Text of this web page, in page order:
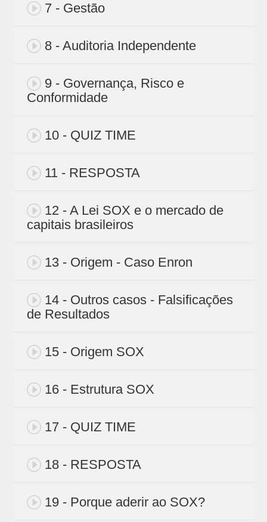
7 - Gestão
8 - Auditoria Independente
9 - Governança, Risco e
Conformidade
10 - QUIZ TIME
11 - RESPOSTA
12 - A Lei SOX e o mercado de
capitais brasileiros
13 - Origem - Caso Enron
14 - Outros casos - Falsificações
de Resultados
15 - Origem SOX
16 - Estrutura SOX
17 - QUIZ TIME
18 - RESPOSTA
19 - Porque aderir ao SOX?